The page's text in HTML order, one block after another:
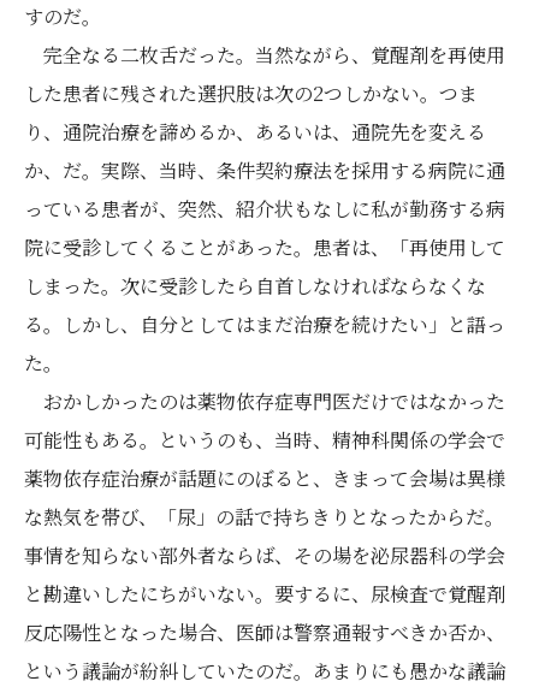
すのだ。
完全なる二枚舌だった。当然ながら、覚醒剤を再使用
した患者に残された選択肢は次の2つしかない。つま
り、通院治療を諦めるか、あるいは、通院先を変える
か、だ。実際、当時、条件契約療法を採用する病院に通
っている患者が、突然、紹介状もなしに私が勤務する病
院に受診してくることがあった。患者は、「再使用して
しまった。次に受診したら自首しなければならなくな
る。しかし、自分としてはまだ治療を続けたい」と語っ
た。
おかしかったのは薬物依存症専門医だけではなかった
可能性もある。というのも、当時、精神科関係の学会で
薬物依存症治療が話題にのぼると、きまって会場は異様
な熱気を帯び、「尿」の話で持ちきりとなったからだ。
事情を知らない部外者ならば、その場を泌尿器科の学会
と勘違いしたにちがいない。要するに、尿検査で覚醒剤
反応陽性となった場合、医師は警察通報すべきか否か、
という議論が紛糾していたのだ。あまりにも愚かな議論